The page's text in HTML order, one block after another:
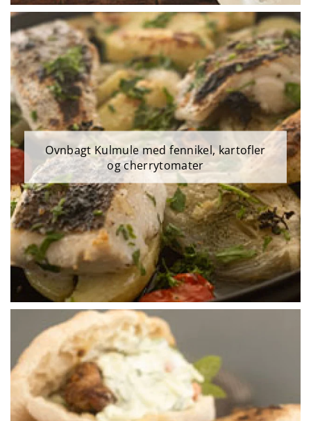
Ovnbagt Kulmule med fennikel, kartofler
og cherrytomater